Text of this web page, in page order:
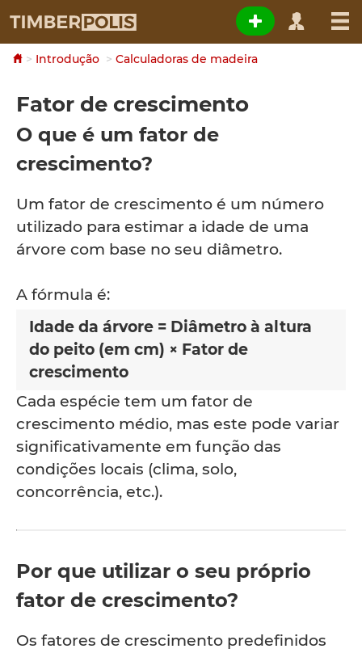
Introdução Calculadoras de madeira
Fator de crescimento
O que é um fator de
crescimento?
Um fator de crescimento é um número
utilizado para estimar a idade de uma
árvore com base no seu diâmetro.
A fórmula é:
Idade da árvore = Diâmetro à altura
do peito (em cm) × Fator de
crescimento
Cada espécie tem um fator de
crescimento médio, mas este pode variar
significativamente em função das
condições locais (clima, solo,
concorrência, etc.).
Por que utilizar o seu próprio
fator de crescimento?
Os fatores de crescimento predefinidos